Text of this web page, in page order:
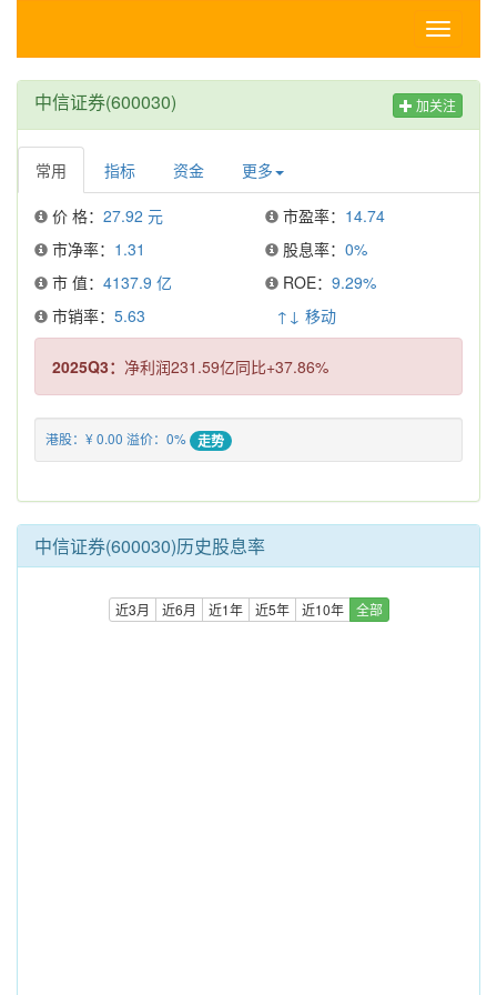
Toggle
中信证券(600030) 加关注
常用 指标 资金 更多
价 格： 27.92 元 市盈率： 14.74
市净率： 1.31 股息率： 0%
市 值： 4137.9 亿 ROE： 9.29%
市销率： 5.63 ↑↓ 移动
2025Q3： 净利润231.59亿同比+37.86%
港股：¥ 0.00 溢价：0% 走势
中信证券(600030)历史股息率
近3月 近6月 近1年 近5年 近10年 全部